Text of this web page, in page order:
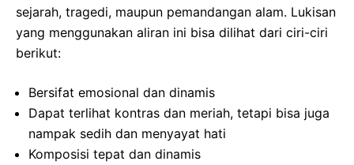
sejarah, tragedi, maupun pemandangan alam. Lukisan
yang menggunakan aliran ini bisa dilihat dari ciri-ciri
berikut:
Bersifat emosional dan dinamis
Dapat terlihat kontras dan meriah, tetapi bisa juga
nampak sedih dan menyayat hati
Komposisi tepat dan dinamis